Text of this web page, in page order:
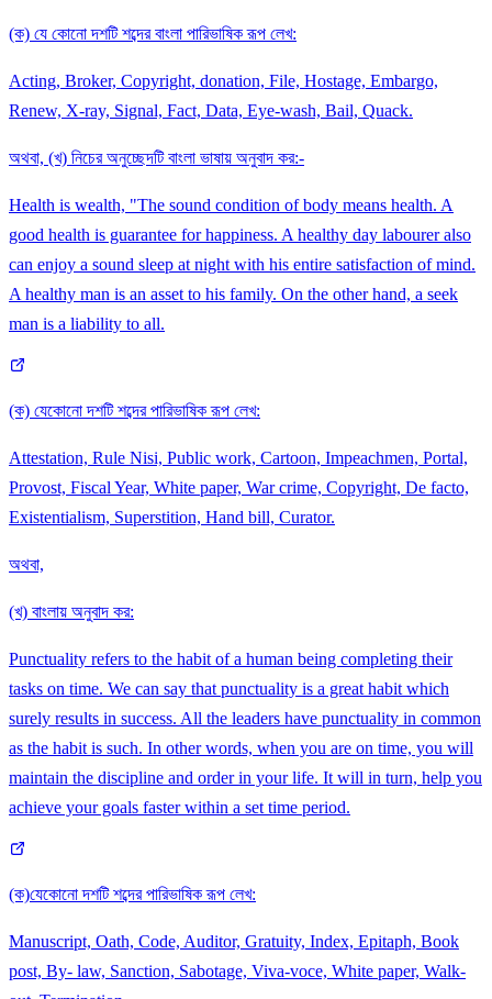
(ক) যে কোনো দশটি শব্দের বাংলা পারিভাষিক রূপ লেখ:
Acting, Broker, Copyright, donation, File, Hostage, Embargo,
Renew, X-ray, Signal, Fact, Data, Eye-wash, Bail, Quack.
অথবা, (খ) নিচের অনুচ্ছেদটি বাংলা ভাষায় অনুবাদ কর:-
Health is wealth, "The sound condition of body means health. A
good health is guarantee for happiness. A healthy day labourer also
can enjoy a sound sleep at night with his entire satisfaction of mind.
A healthy man is an asset to his family. On the other hand, a seek
man is a liability to all.
(ক) যেকোনো দশটি শব্দের পারিভাষিক রূপ লেখ:
Attestation, Rule Nisi, Public work, Cartoon, Impeachmen, Portal,
Provost, Fiscal Year, White paper, War crime, Copyright, De facto,
Existentialism, Superstition, Hand bill, Curator.
অথবা,
(খ) বাংলায় অনুবাদ কর:
Punctuality refers to the habit of a human being completing their
tasks on time. We can say that punctuality is a great habit which
surely results in success. All the leaders have punctuality in common
as the habit is such. In other words, when you are on time, you will
maintain the discipline and order in your life. It will in turn, help you
achieve your goals faster within a set time period.
(ক)যেকোনো দশটি শব্দের পারিভাষিক রূপ লেখ:
Manuscript, Oath, Code, Auditor, Gratuity, Index, Epitaph, Book
post, By- law, Sanction, Sabotage, Viva-voce, White paper, Walk-